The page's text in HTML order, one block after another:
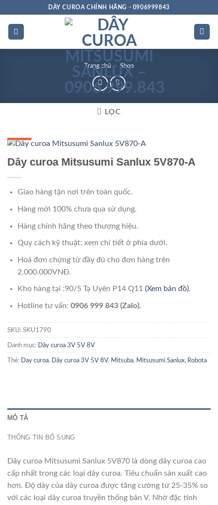
dung
DÂY CUROA CHÍNH HÃNG - 0906999843
Trang chủ » Shop
LỌC
Dây curoa Mitsusumi Sanlux 5V870-A
Giao hàng tận nơi trên toàn quốc.
Hàng mới 100% chưa qua sử dụng.
Hàng chính hãng theo thương hiệu.
Quy cách kỹ thuật: xem chi tiết ở phía dưới.
Hoá đơn chứng từ đầy đủ cho đơn hàng trên
2.000.000VNĐ.
Kho hàng tại :90/5 Tạ Uyên P14 Q11 (Xem bản đồ).
Hotline tư vấn: 0906 999 843 (Zalo).
SKU: SKU1790
Danh mục: Dây curoa 3V 5V 8V
Thẻ: Day curoa, Dây curoa 3V 5V 8V, Mitsuba, Mitsusumi Sanlux, Robota
MÔ TẢ
THÔNG TIN BỔ SUNG
Dây curoa Mitsusumi Sanlux 5V870 là dòng dây curoa cao
cấp nhất trong các loại dây curoa. Tiêu chuẩn sản xuất cao
hơn. Độ dày của dây curoa được tăng cường từ 25-35% so
với các loại dây curoa truyền thống bản V. Nhờ đặc tính